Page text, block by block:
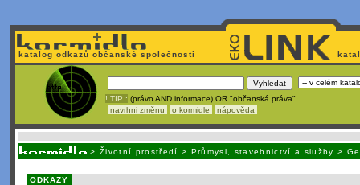
katalog odkazů občanské společnosti
! TIP : (právo AND informace) OR "občanská práva"
navrhni změnu
o kormidle nápověda
> Životní prostředí > Průmysl, stavebnictví a služby >
ODKAZY